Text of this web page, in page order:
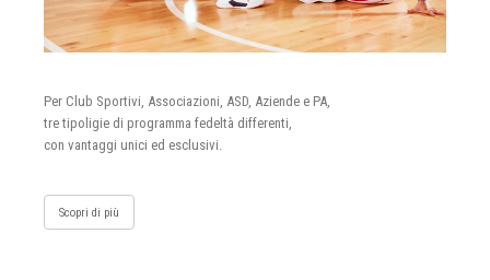
Per Club Sportivi, Associazioni, ASD, Aziende e PA,
tre tipoligie di programma fedeltà differenti,
con vantaggi unici ed esclusivi.
Scopri di più